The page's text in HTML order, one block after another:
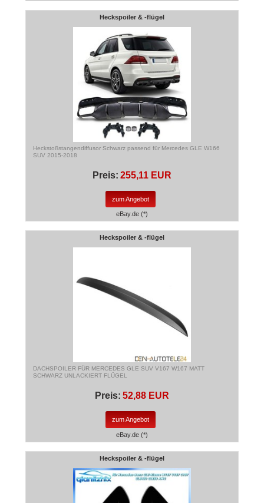
Heckspoiler & -flügel
Heckstoßstangendiffusor Schwarz passend für Mercedes GLE W166
SUV 2015-2018
Preis: 255,11 EUR
zum Angebot
eBay.de (*)
Heckspoiler & -flügel
DACHSPOILER FÜR MERCEDES GLE SUV V167 W167 MATT
SCHWARZ UNLACKIERT FLÜGEL
Preis: 52,88 EUR
zum Angebot
eBay.de (*)
Heckspoiler & -flügel